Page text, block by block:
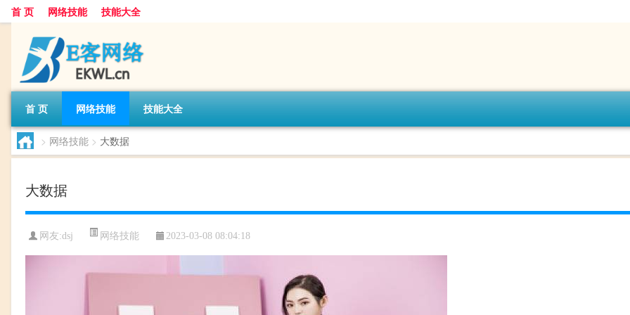
首 页 网络技能 技能大全
首 页 网络技能 技能大全
> 网络技能 > 大数据
大数据
网友:dsj 网络技能 2023-03-08 08:04:18